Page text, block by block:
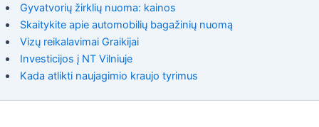
Gyvatvorių žirklių nuoma: kainos
Skaitykite apie automobilių bagažinių nuomą
Vizų reikalavimai Graikijai
Investicijos į NT Vilniuje
Kada atlikti naujagimio kraujo tyrimus